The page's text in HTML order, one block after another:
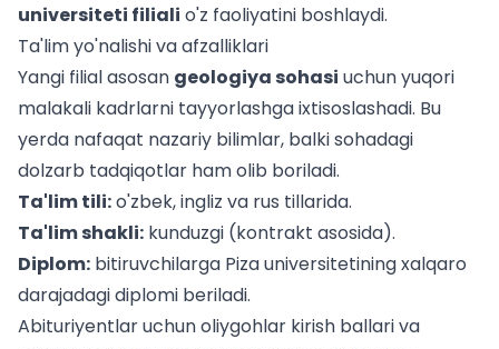
universiteti filiali o'z faoliyatini boshlaydi.
Ta'lim yo'nalishi va afzalliklari
Yangi filial asosan geologiya sohasi uchun yuqori
malakali kadrlarni tayyorlashga ixtisoslashadi. Bu
yerda nafaqat nazariy bilimlar, balki sohadagi
dolzarb tadqiqotlar ham olib boriladi.
Ta'lim tili:o'zbek, ingliz va rus tillarida.
Ta'lim shakli: kunduzgi (kontrakt asosida).
Diplom: bitiruvchilarga Piza universitetining xalqaro
darajadagi diplomi beriladi.
Abituriyentlar uchunoliygohlar kirish ballariva